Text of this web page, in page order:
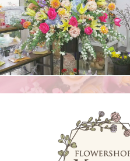
スタンド花